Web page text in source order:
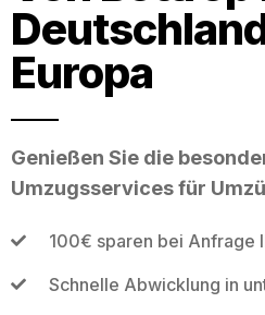
Europa
Genießen Sie die
Umzugsservices für
100€ sparen bei Anfrage
Schnelle Abwicklung in